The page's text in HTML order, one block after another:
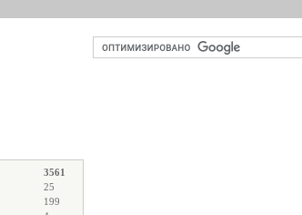
3561
25
199